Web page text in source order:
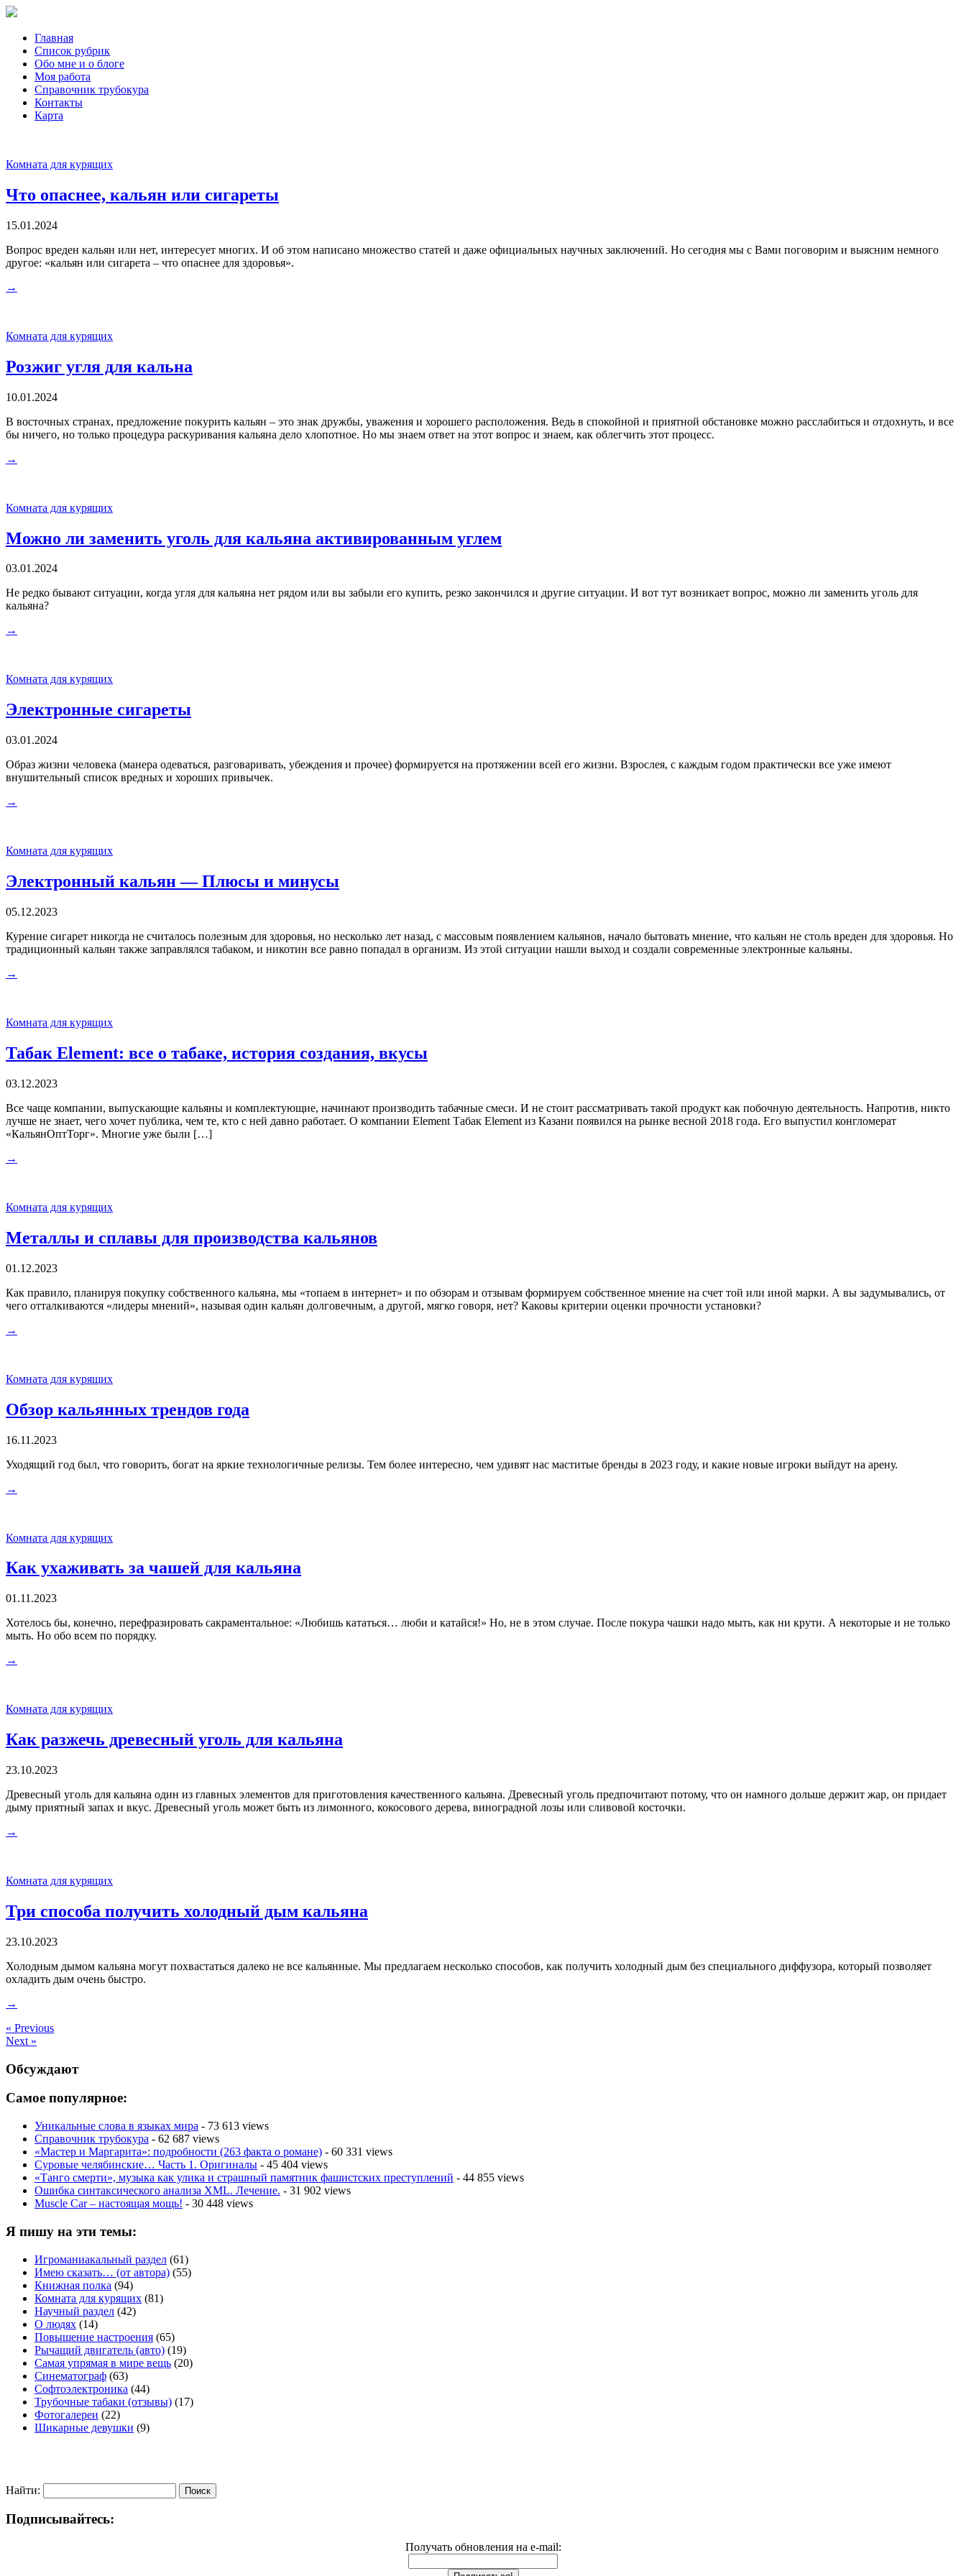
Главная
Список рубрик
Обо мне и о блоге
Моя работа
Справочник трубокура
Контакты
Карта
Комната для курящих
Что опаснее, кальян или сигареты
15.01.2024
Вопрос вреден кальян или нет, интересует многих. И об этом написано множество статей и даже официальных научных заключений. Но сегодня мы с Вами поговорим и выясним немного
другое: «кальян или сигарета – что опаснее для здоровья».
→
Комната для курящих
Розжиг угля для кальна
10.01.2024
В восточных странах, предложение покурить кальян – это знак дружбы, уважения и хорошего расположения. Ведь в спокойной и приятной обстановке можно расслабиться и отдохнуть, и все
бы ничего, но только процедура раскуривания кальяна дело хлопотное. Но мы знаем ответ на этот вопрос и знаем, как облегчить этот процесс.
→
Комната для курящих
Можно ли заменить уголь для кальяна активированным углем
03.01.2024
Не редко бывают ситуации, когда угля для кальяна нет рядом или вы забыли его купить, резко закончился и другие ситуации. И вот тут возникает вопрос, можно ли заменить уголь для
кальяна?
→
Комната для курящих
Электронные сигареты
03.01.2024
Образ жизни человека (манера одеваться, разговаривать, убеждения и прочее) формируется на протяжении всей его жизни. Взрослея, с каждым годом практически все уже имеют
внушительный список вредных и хороших привычек.
→
Комната для курящих
Электронный кальян — Плюсы и минусы
05.12.2023
Курение сигарет никогда не считалось полезным для здоровья, но несколько лет назад, с массовым появлением кальянов, начало бытовать мнение, что кальян не столь вреден для здоровья. Но
традиционный кальян также заправлялся табаком, и никотин все равно попадал в организм. Из этой ситуации нашли выход и создали современные электронные кальяны.
→
Комната для курящих
Табак Element: все о табаке, история создания, вкусы
03.12.2023
Все чаще компании, выпускающие кальяны и комплектующие, начинают производить табачные смеси. И не стоит рассматривать такой продукт как побочную деятельность. Напротив, никто
лучше не знает, чего хочет публика, чем те, кто с ней давно работает. О компании Element Табак Element из Казани появился на рынке весной 2018 года. Его выпустил конгломерат
«КальянОптТорг». Многие уже были […]
→
Комната для курящих
Металлы и сплавы для производства кальянов
01.12.2023
Как правило, планируя покупку собственного кальяна, мы «топаем в интернет» и по обзорам и отзывам формируем собственное мнение на счет той или иной марки. А вы задумывались, от
чего отталкиваются «лидеры мнений», называя один кальян долговечным, а другой, мягко говоря, нет? Каковы критерии оценки прочности установки?
→
Комната для курящих
Обзор кальянных трендов года
16.11.2023
Уходящий год был, что говорить, богат на яркие технологичные релизы. Тем более интересно, чем удивят нас маститые бренды в 2023 году, и какие новые игроки выйдут на арену.
→
Комната для курящих
Как ухаживать за чашей для кальяна
01.11.2023
Хотелось бы, конечно, перефразировать сакраментальное: «Любишь кататься… люби и катайся!» Но, не в этом случае. После покура чашки надо мыть, как ни крути. А некоторые и не только
мыть. Но обо всем по порядку.
→
Комната для курящих
Как разжечь древесный уголь для кальяна
23.10.2023
Древесный уголь для кальяна один из главных элементов для приготовления качественного кальяна. Древесный уголь предпочитают потому, что он намного дольше держит жар, он придает
дыму приятный запах и вкус. Древесный уголь может быть из лимонного, кокосового дерева, виноградной лозы или сливовой косточки.
→
Комната для курящих
Три способа получить холодный дым кальяна
23.10.2023
Холодным дымом кальяна могут похвастаться далеко не все кальянные. Мы предлагаем несколько способов, как получить холодный дым без специального диффузора, который позволяет
охладить дым очень быстро.
→
« Previous
Next »
Обсуждают
Самое популярное:
Уникальные слова в языках мира - 73 613 views
Справочник трубокура - 62 687 views
«Мастер и Маргарита»: подробности (263 факта о романе) - 60 331 views
Суровые челябинские… Часть 1. Оригиналы - 45 404 views
«Танго смерти», музыка как улика и страшный памятник фашистских преступлений - 44 855 views
Ошибка синтаксического анализа XML. Лечение. - 31 902 views
Muscle Car – настоящая мощь! - 30 448 views
Я пишу на эти темы:
Игроманиакальный раздел (61)
Имею сказать… (от автора) (55)
Книжная полка (94)
Комната для курящих (81)
Научный раздел (42)
О людях (14)
Повышение настроения (65)
Рычащий двигатель (авто) (19)
Самая упрямая в мире вещь (20)
Синематограф (63)
Софтоэлектроника (44)
Трубочные табаки (отзывы) (17)
Фотогалереи (22)
Шикарные девушки (9)
Найти:
Подписывайтесь:
Получать обновления на e-mail: